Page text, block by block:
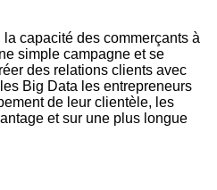
capacité des commerçants à
simple campagne et se
des relations clients avec
Big Data les entrepreneurs
de leur clientèle, les
et sur une plus longue